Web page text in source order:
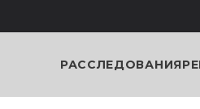
РАССЛЕДОВАНИЯ